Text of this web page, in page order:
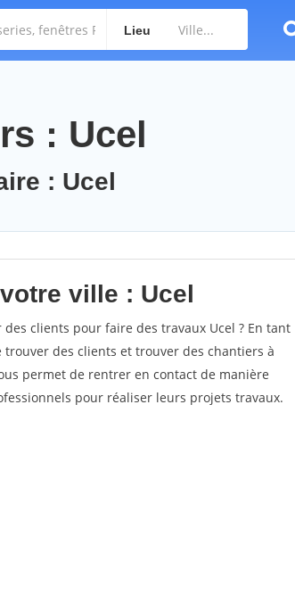
Lieu
: Ucel
: Ucel
ville : Ucel
clients pour faire des travaux Ucel ? En tant
des clients et trouver des chantiers à
permet de rentrer en contact de manière
pour réaliser leurs projets travaux.